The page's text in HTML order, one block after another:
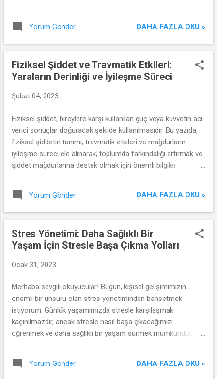
Yorum Gönder DAHA FAZLA OKU »
Fiziksel Şiddet ve Travmatik Etkileri:
Yaraların Derinliği ve İyileşme Süreci
Şubat 04, 2023
Fiziksel şiddet, bireylere karşı kullanılan güç veya kuvvetin acı
verici sonuçlar doğuracak şekilde kullanılmasıdır. Bu yazıda,
fiziksel şiddetin tanımı, travmatik etkileri ve mağdurların
iyileşme süreci ele alınarak, toplumda farkındalığı artırmak ve
şiddet mağdurlarına destek olmak için önemli bilgiler
Yorum Gönder DAHA FAZLA OKU »
Stres Yönetimi: Daha Sağlıklı Bir
Yaşam İçin Stresle Başa Çıkma Yolları
Ocak 31, 2023
Merhaba sevgili okuyucular! Bugün, kişisel gelişimimizin
önemli bir unsuru olan stres yönetiminden bahsetmek
istiyorum. Günlük yaşamımızda stresle karşılaşmak
kaçınılmazdır, ancak stresle nasıl başa çıkacağımızı
öğrenmek ve daha sağlıklı bir yaşam sürmek mümkündür.
Yorum Gönder DAHA FAZLA OKU »